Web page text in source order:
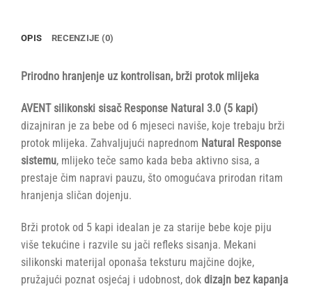
OPIS RECENZIJE (0)
Prirodno hranjenje uz kontrolisan, brži protok mlijeka
AVENT silikonski sisač Response Natural 3.0 (5 kapi)
dizajniran je za bebe od 6 mjeseci naviše, koje trebaju brži
protok mlijeka. Zahvaljujući naprednom Natural Response
sistemu, mlijeko teče samo kada beba aktivno sisa, a
prestaje čim napravi pauzu, što omogućava prirodan ritam
hranjenja sličan dojenju.
Brži protok od 5 kapi idealan je za starije bebe koje piju
više tekućine i razvile su jači refleks sisanja. Mekani
silikonski materijal oponaša teksturu majčine dojke,
pružajući poznat osjećaj i udobnost, dok dizajn bez kapanja